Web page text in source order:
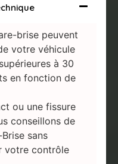
brise peuvent
votre véhicule
à 30
en fonction de
ou une fissure
conseillons de
sans
votre contrôle